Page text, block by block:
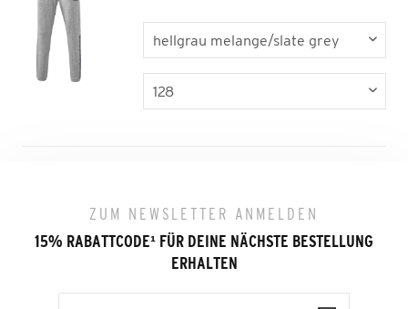
ZUM NEWSLETTER ANMELDEN
15% RABATTCODE¹ FÜR DEINE NÄCHSTE BESTELLUNG
ERHALTEN